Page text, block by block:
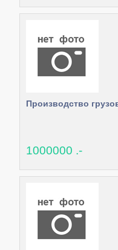
Производство
1000000 .-